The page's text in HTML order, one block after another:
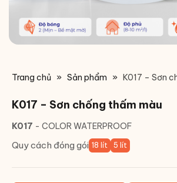
Trang chủ » Sản phẩm » K017 – Sơn
K017 – Sơn chống thấm màu
K017 - COLOR WATERPROOF
Quy cách đóng gói 18 lít 5 lít